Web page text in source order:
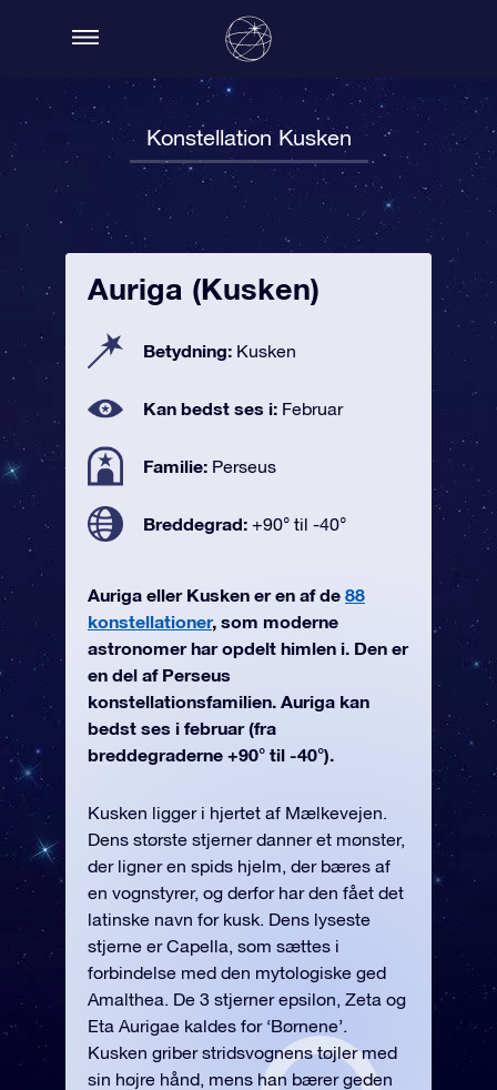
Konstellation Kusken
Auriga (Kusken)
Betydning: Kusken
Kan bedst ses i: Februar
Familie: Perseus
Breddegrad: +90° til -40°
Auriga eller Kusken er en af de 88
konstellationer, som moderne
astronomer har opdelt himlen i. Den er
en del af Perseus
konstellationsfamilien. Auriga kan
bedst ses i februar (fra
breddegraderne +90° til -40°).
Kusken ligger i hjertet af Mælkevejen.
Dens største stjerner danner et mønster,
der ligner en spids hjelm, der bæres af
en vognstyrer, og derfor har den fået det
latinske navn for kusk. Dens lyseste
stjerne er Capella, som sættes i
forbindelse med den mytologiske ged
Amalthea. De 3 stjerner epsilon, Zeta og
Eta Aurigae kaldes for ‘Børnene’.
Kusken griber stridsvognens tøjler med
sin højre hånd, mens han bærer geden